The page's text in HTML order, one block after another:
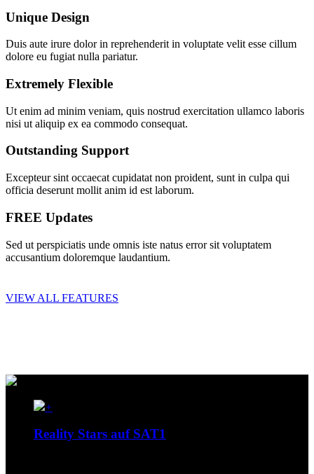
Unique Design
Duis aute irure dolor in reprehenderit in voluptate velit esse cillum
dolore eu fugiat nulla pariatur.
Extremely Flexible
Ut enim ad minim veniam, quis nostrud exercitation ullamco laboris
nisi ut aliquip ex ea commodo consequat.
Outstanding Support
Excepteur sint occaecat cupidatat non proident, sunt in culpa qui
officia deserunt mollit anim id est laborum.
FREE Updates
Sed ut perspiciatis unde omnis iste natus error sit voluptatem
accusantium doloremque laudantium.
VIEW ALL FEATURES
+
Reality Stars auf SAT1